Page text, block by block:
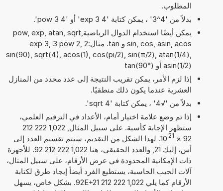
المطلوب.
بدلاً من '4^3' ، يمكن كتابة '4 exp 3' أو '4 pow 3'.
يمكن أيضًا استخدام الدوال الرياضيةpow, exp, atan, sqrt,
sin, cos, asin, acos و tan. مثال:2 exp 3, 3 pow 2,
sin(90), sqrt(4), acos(1), cos(pi/2), sin(π/2), atan(1/4),
asin(1/2) أو tan(90°)
إذا لزم الأمر، يمكن تقريب النتيجة إلى عدد محدد من المنازل
العشرية عندما يكون ذلك منطقيًا.
بدلاً من '√4' ، يمكن كتابة 'sqrt 4'.
إذا تم وضع علامة اختيار أمام، الأعداد في الترقيم العلمي،
ستظهر الإجابة كأسية. على سبيل المثال, 1,022 222 212
92
×
10 21
. لهذا الشكل من التقديم، سيتم تقسيم العدد إلى
أس، إليك 21, والعدد الحقيقي، هنا 1,022 222 212 92. للأجهزة
ذات الإمكانية المحدودة في عرض الأرقام، على سبيل المثال،
آلات الجيب الحاسبة، يستطيع الفرد أيضاً إيجاد طرق لكتابة
الأرقام كما يلي 1,022 222 212 92E+21. بشكل خاص، يسهل